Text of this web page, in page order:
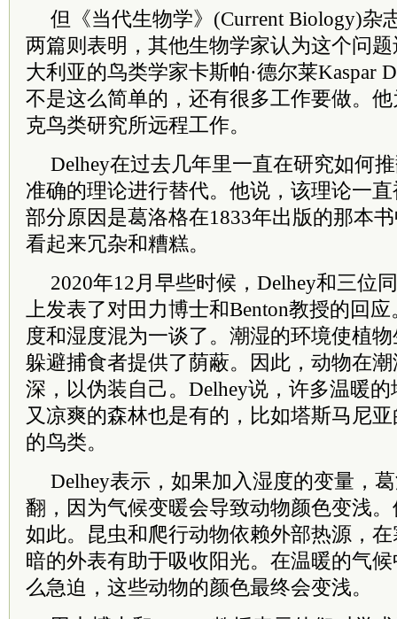
但《当代生物学》(Current Biology)杂
两篇则表明，其他生物学家认为这个问
大利亚的鸟类学家卡斯帕·德尔莱Kaspar
不是这么简单的，还有很多工作要做。
克鸟类研究所远程工作。
Delhey在过去几年里一直在研究如何
准确的理论进行替代。他说，该理论一
部分原因是葛洛格在1833年出版的那本
看起来冗杂和糟糕。
2020年12月早些时候，Delhey和三位
上发表了对田力博士和Benton教授的回
度和湿度混为一谈了。潮湿的环境使植
躲避捕食者提供了荫蔽。因此，动物在
深，以伪装自己。Delhey说，许多温暖
又凉爽的森林也是有的，比如塔斯马尼
的鸟类。
Delhey表示，如果加入湿度的变量，
翻，因为气候变暖会导致动物颜色变浅
如此。昆虫和爬行动物依赖外部热源，
暗的外表有助于吸收阳光。在温暖的气
么急迫，这些动物的颜色最终会变浅。